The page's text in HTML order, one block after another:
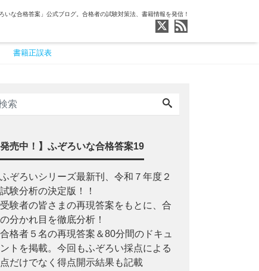
な合格答案」公式ブログ。合格者の試験対策法、書籍情報を発信！
書籍正誤表
発売中！】ふぞろいな合格答案19
ぞろいシリーズ最新刊、令和７年度２
験分析の決定版！！
験者の皆さまの再現答案をもとに、合
分かれ目を徹底分析！
格者５名の再現答案＆80分間のドキュ
ントを掲載。今回もふぞろい採点による
だけでなく得点開示結果も記載